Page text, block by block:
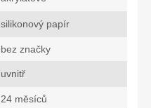
silikonový papír
bez značky
uvnitř
24 měsíců